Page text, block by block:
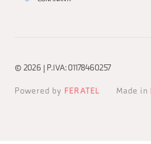
© 2026 | P.IVA: 01178460257
Powered by FERATEL Made in